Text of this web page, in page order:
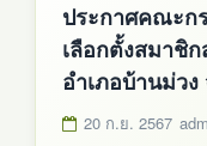
ประกาศคณะก
เลือกตั้งสมาชิ
อำเภอบ้านม่ว
20 ก.ย. 2567